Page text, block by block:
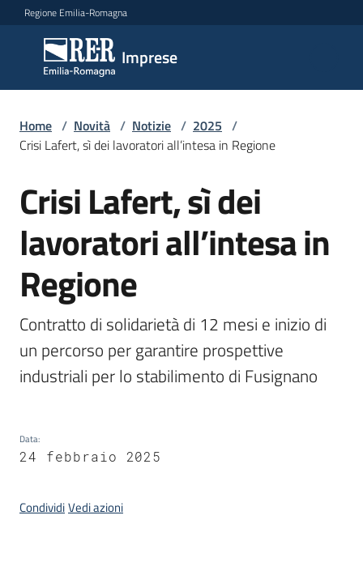
Vai al contenuto
Vai alla navigazione
Vai al footer
Regione Emilia-Romagna
Imprese
Imprese
Argomenti
Novità
Servizi
Leggi
Atti
Bandi
Progetti
Home / Novità / Notizie / 2025 /
Crisi Lafert, sì dei lavoratori all’intesa in Regione
Salta al contenuto
Crisi Lafert, sì dei
lavoratori all’intesa in
Regione
Contratto di solidarietà di 12 mesi e inizio di
un percorso per garantire prospettive
industriali per lo stabilimento di Fusignano
Data:
24 febbraio 2025
CondividiVedi azioni